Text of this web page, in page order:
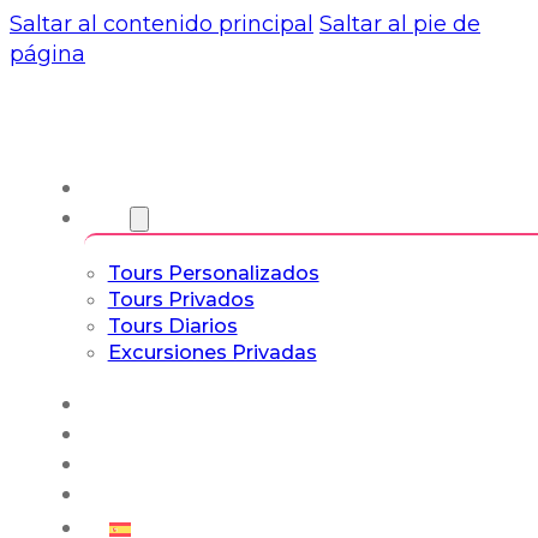
Saltar al contenido principal Saltar al pie de
página
Tours Personalizados
Tours Privados
Tours Diarios
Excursiones Privadas